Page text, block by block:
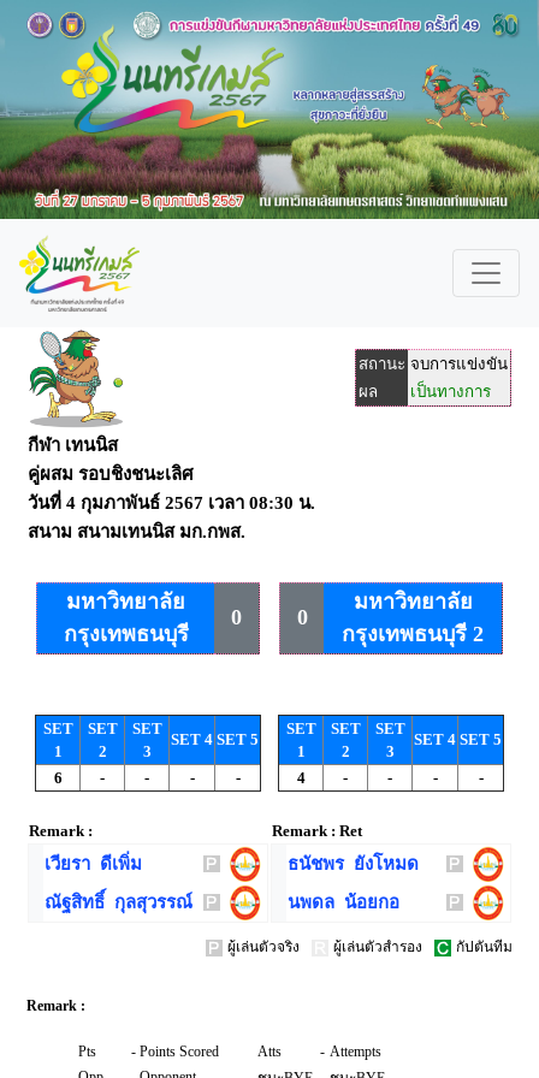
สถานะ จบการแข่งขัน
ผล
เป็นทางการ
กีฬา เทนนิส
คู่ผสม รอบชิงชนะเลิศ
วันที่ 4 กุมภาพันธ์ 2567 เวลา 08:30 น.
สนาม สนามเทนนิส มก.กพส.
มหาวิทยาลัย
กรุงเทพธนบุรี
0
SET
1
SET
2
SET
3
SET 4 SET 5
6 - - - -
Remark :
เวียรา ดีเพิ่ม
ณัฐสิทธิ์ กุลสุวรรณ์
0
มหาวิทยาลัย
กรุงเทพธนบุรี 2
SET
1
SET
2
SET
3
SET 4 SET 5
4 - - - -
Remark : Ret
ธนัชพร ยังโหมด
นพดล น้อยกอ
ผู้เล่นตัวจริง ผู้เล่นตัวสำรอง กัปตันทีม
Remark :
Pts - Points Scored Atts - Attempts